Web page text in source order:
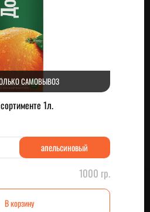
САМОВЫВОЗ
1л.
апельсиновый
1000 гр.
В корзину